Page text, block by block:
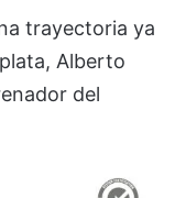
trayectoria ya
Alberto
del